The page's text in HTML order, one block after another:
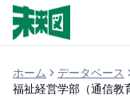
ホーム データベース
福祉経営学部（通信教